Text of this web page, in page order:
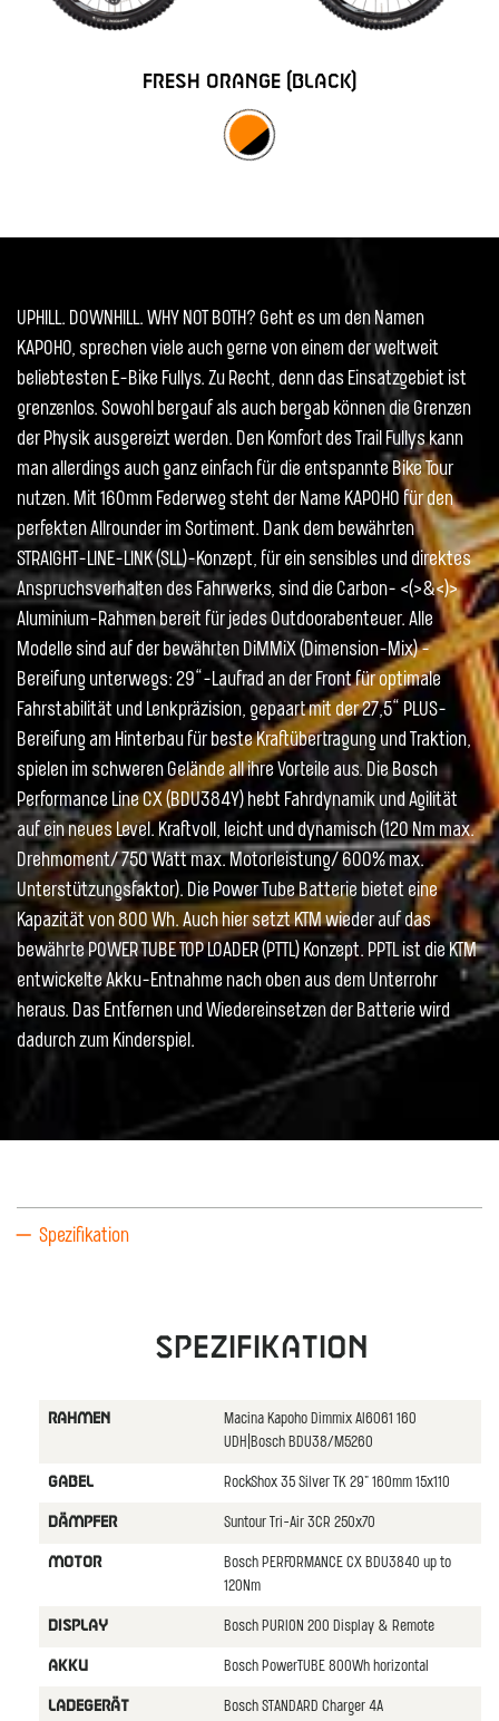
FRESH ORANGE (BLACK)
UPHILL. DOWNHILL. WHY NOT BOTH? Geht es um den Namen
KAPOHO, sprechen viele auch gerne von einem der weltweit
beliebtesten E-Bike Fullys. Zu Recht, denn das Einsatzgebiet ist
grenzenlos. Sowohl bergauf als auch bergab können die Grenzen
der Physik ausgereizt werden. Den Komfort des Trail Fullys kann
man allerdings auch ganz einfach für die entspannte Bike Tour
nutzen. Mit 160mm Federweg steht der Name KAPOHO für den
perfekten Allrounder im Sortiment. Dank dem bewährten
STRAIGHT-LINE-LINK (SLL)-Konzept, für ein sensibles und direktes
Anspruchsverhalten des Fahrwerks, sind die Carbon- <(>&<)>
Aluminium-Rahmen bereit für jedes Outdoorabenteuer. Alle
Modelle sind auf der bewährten DiMMiX (Dimension-Mix) -
Bereifung unterwegs: 29“-Laufrad an der Front für optimale
Fahrstabilität und Lenkpräzision, gepaart mit der 27,5“ PLUS-
Bereifung am Hinterbau für beste Kraftübertragung und Traktion,
spielen im schweren Gelände all ihre Vorteile aus. Die Bosch
Performance Line CX (BDU384Y) hebt Fahrdynamik und Agilität
auf ein neues Level. Kraftvoll, leicht und dynamisch (120 Nm max.
Drehmoment/ 750 Watt max. Motorleistung/ 600% max.
Unterstützungsfaktor). Die Power Tube Batterie bietet eine
Kapazität von 800 Wh. Auch hier setzt KTM wieder auf das
bewährte POWER TUBE TOP LOADER (PTTL) Konzept. PPTL ist die KTM
entwickelte Akku-Entnahme nach oben aus dem Unterrohr
heraus. Das Entfernen und Wiedereinsetzen der Batterie wird
dadurch zum Kinderspiel.
Spezifikation
Spezifikation
RAHMEN
Macina Kapoho Dimmix Al6061 160
UDH|Bosch BDU38/M5260
GABEL RockShox 35 Silver TK 29" 160mm 15x110
DäMPFER Suntour Tri-Air 3CR 250x70
MOTOR
Bosch PERFORMANCE CX BDU3840 up to
120Nm
DISPLAY Bosch PURION 200 Display & Remote
AKKU Bosch PowerTUBE 800Wh horizontal
LADEGERäT Bosch STANDARD Charger 4A